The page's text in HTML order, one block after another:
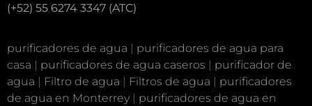
(+52) 55 6274 3347 (ATC)
purificadores de agua | purificadores de agua para
casa | purificadores de agua caseros | purificador de
agua | Filtro de agua | Filtros de agua | purificadores
de agua en Monterrey | purificadores de agua en